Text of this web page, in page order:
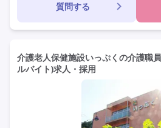
学歴不問
定年60歳以上 定年65
質問する
介護老人保健施設いっぷくの介護職
ルバイト)求人・採用